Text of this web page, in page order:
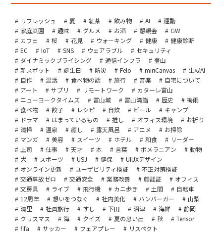
リフレッシュ 夏 紅茶 飲み物 AI
運動
家庭菜園
趣味 グルメ お酒 懇親会
GW
カフェ
桜 花見 ウォーキング 健康
健康診断
EC
IoT SNS ウェアラブル
セキュリティ
ダイナミックプライシング
通信インフラ
登山
新スポット
誕生日 防災 Felo miriCanvas
生成AI
自作
温活 食べ物の話 旅行 音楽
自宅について
アート
サプリ リモートワーク
カターレ富山
ニューヨークタイムズ
富山城 富山湾鮨 歴史
梅雨
食べ物
餃子 レシピ 自炊 ビール
キャンプ
ドラマ
はまっているもの 推し オフィス環境
お祈り
清掃
温泉 癒し 露天風呂 アニメ
お掃除
マンガ
美容 スイーツ ホテル 和食
リーダー
上司
仕事 天才 本 言葉 ポメラニアン
動物
犬
スポーツ USJ 健保
UIUXデザイン
オンライン更新
ユーザビリティ検証
不正対策検証
交通事故ゼロ
交通安全 業務改善 顔認証
オフィス
文房具
ライブ 飛行機 カニ歩き 土間
自転車
12周年
想いをつなぐ 社内美化 ハンバーガー
山梨
清里
社員旅行 すし 下田 沼津 海鮮
静岡
クリスマス
海 クイズ 夏の思い出 秋
Tensor
fifa
サッカー フェアプレー
リスペクト